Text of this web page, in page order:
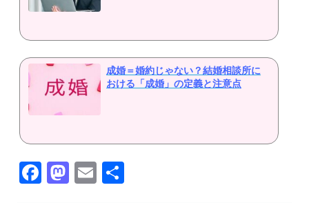
成婚＝婚約じゃない？結婚相談所に
おける「成婚」の定義と注意点
Facebook
Mastodon
Email